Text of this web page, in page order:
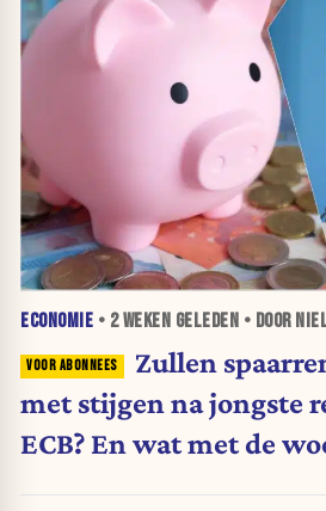
ECONOMIE • 2 WEKEN GELEDEN • DOOR
Zullen
met stijgen na jongste
ECB? En wat met de